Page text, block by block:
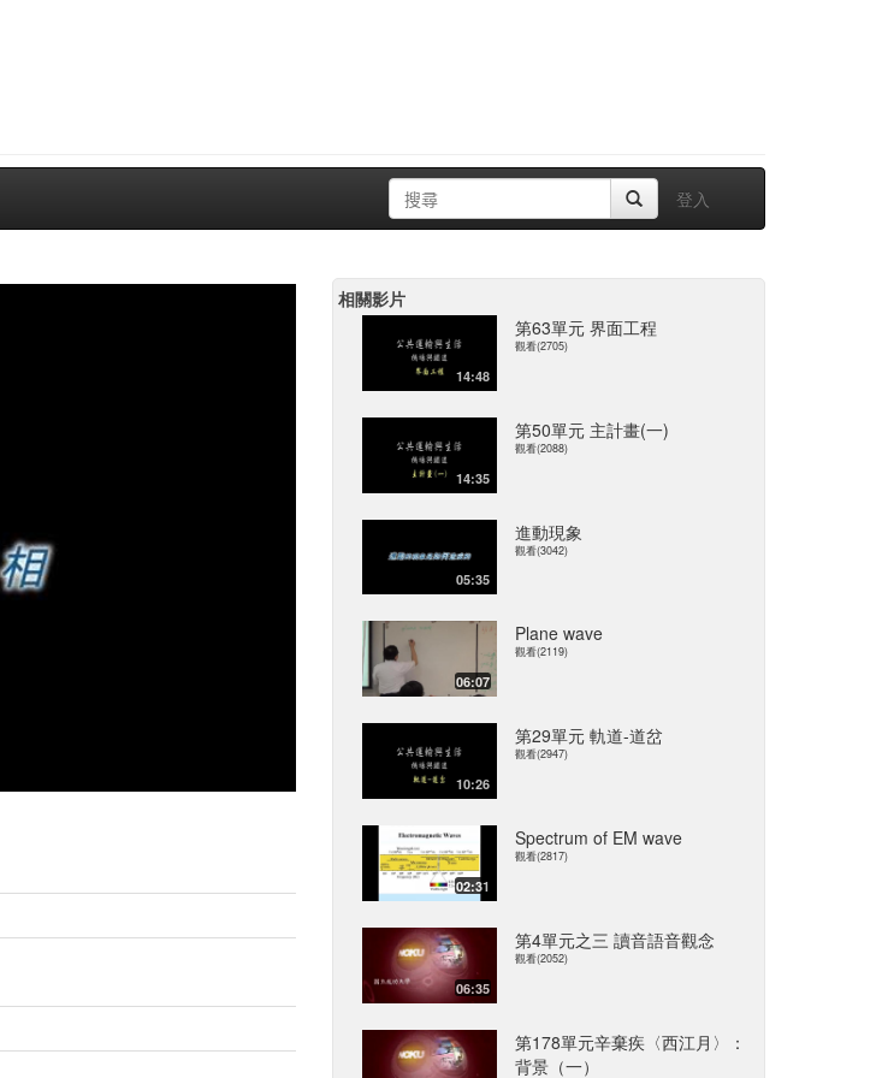
登入
相關影片
14:48
第63單元 界面工程
觀看(2705)
14:35
第50單元 主計畫(一)
觀看(2088)
05:35
進動現象
觀看(3042)
06:07
Plane wave
觀看(2119)
10:26
第29單元 軌道-道岔
觀看(2947)
02:31
Spectrum of EM wave
觀看(2817)
06:35
第4單元之三 讀音語音觀念
觀看(2052)
第178單元辛棄疾〈西江月〉：
背景（一）